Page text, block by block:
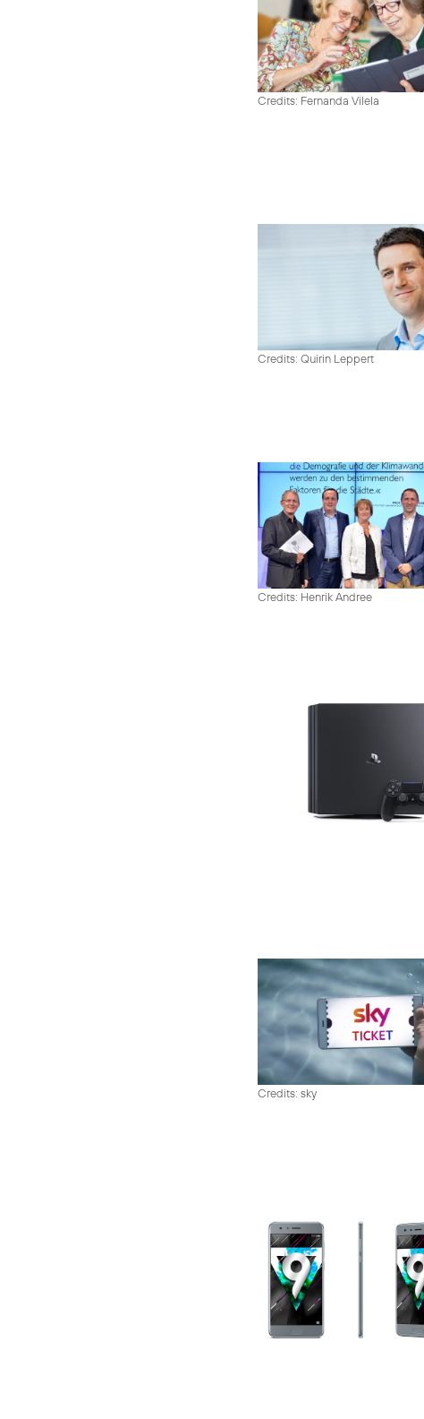
Credits: Fernanda Vilela
Credits: Quirin Leppert
Credits: Henrik Andree
Credits: sky